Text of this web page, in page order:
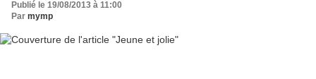
Publié le 19/08/2013 à 11:00
Par mymp